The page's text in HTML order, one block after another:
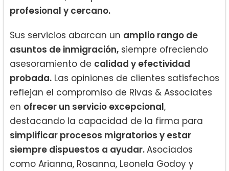
profesional y cercano.
Sus servicios abarcan un amplio rango de
asuntos de inmigración, siempre ofreciendo
asesoramiento de calidad y efectividad
probada. Las opiniones de clientes satisfechos
reflejan el compromiso de Rivas & Associates
en ofrecer un servicio excepcional,
destacando la capacidad de la firma para
simplificar procesos migratorios y estar
siempre dispuestos a ayudar.Asociados
como Arianna, Rosanna, Leonela Godoy y